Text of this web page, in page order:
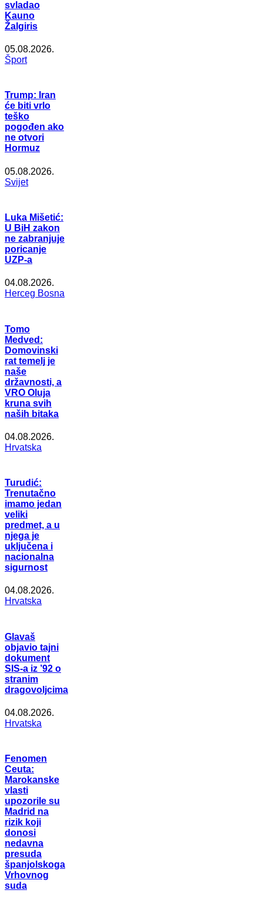
svladao
Kauno
Žalgiris
05.08.2026.
Šport
Trump: Iran
će biti vrlo
teško
pogođen ako
ne otvori
Hormuz
05.08.2026.
Svijet
Luka Mišetić:
U BiH zakon
ne zabranjuje
poricanje
UZP-a
04.08.2026.
Herceg Bosna
Tomo
Medved:
Domovinski
rat temelj je
naše
državnosti, a
VRO Oluja
kruna svih
naših bitaka
04.08.2026.
Hrvatska
Turudić:
Trenutačno
imamo jedan
veliki
predmet, a u
njega je
uključena i
nacionalna
sigurnost
04.08.2026.
Hrvatska
Glavaš
objavio tajni
dokument
SIS-a iz ’92 o
stranim
dragovoljcima
04.08.2026.
Hrvatska
Fenomen
Ceuta:
Marokanske
vlasti
upozorile su
Madrid na
rizik koji
donosi
nedavna
presuda
španjolskoga
Vrhovnog
suda